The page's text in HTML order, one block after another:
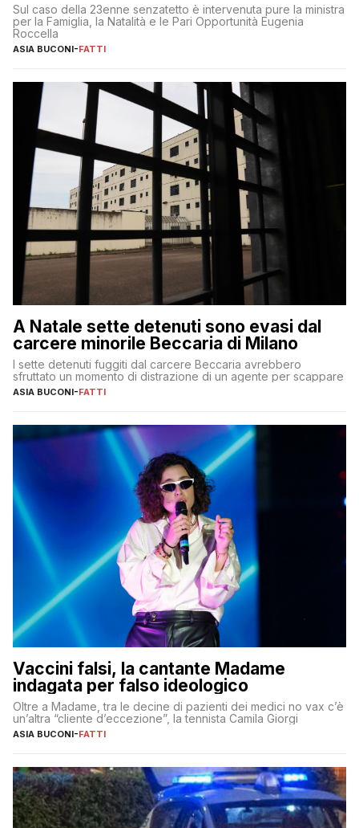
Sul caso della 23enne senzatetto è intervenuta pure la ministra
per la Famiglia, la Natalità e le Pari Opportunità Eugenia
Roccella
ASIA BUCONI-FATTI
A Natale sette detenuti sono evasi dal
carcere minorile Beccaria di Milano
I sette detenuti fuggiti dal carcere Beccaria avrebbero
sfruttato un momento di distrazione di un agente per scappare
ASIA BUCONI-FATTI
Vaccini falsi, la cantante Madame
indagata per falso ideologico
Oltre a Madame, tra le decine di pazienti dei medici no vax c’è
un’altra “cliente d’eccezione”, la tennista Camila Giorgi
ASIA BUCONI-FATTI